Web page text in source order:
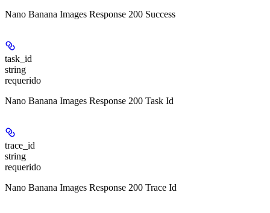
Nano Banana Images Response 200 Success
task_id
string
requerido
Nano Banana Images Response 200 Task Id
trace_id
string
requerido
Nano Banana Images Response 200 Trace Id